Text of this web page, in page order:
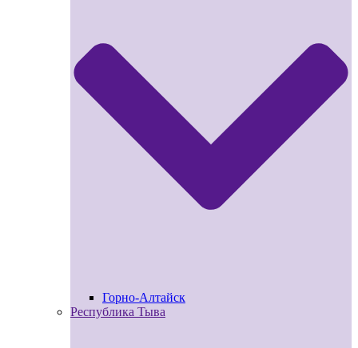
Горно-Алтайск
Республика Тыва